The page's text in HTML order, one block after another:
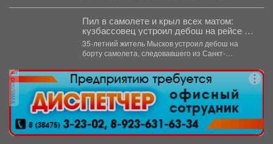
Пил в самолете и крыл всех матом:
кузбассовец устроил дебош на рейсе из
Петербурга
35-летний житель Мысков устроил дебош на
борту самолета, следовавшего из Санкт-
реклама